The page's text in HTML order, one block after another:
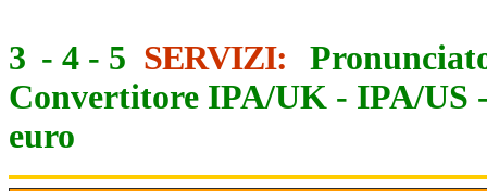
3 - 4 - 5 SERVIZI:
Convertitore IPA/UK - IPA/US
euro